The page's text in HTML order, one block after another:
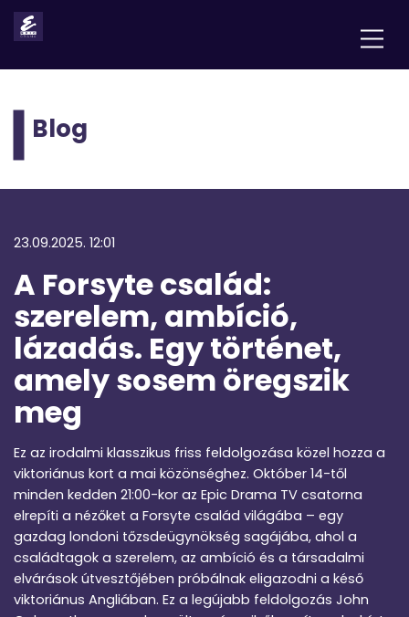
Blog
23.09.2025. 12:01
A Forsyte család:
szerelem, ambíció,
lázadás. Egy történet,
amely sosem öregszik
meg
Ez az irodalmi klasszikus friss feldolgozása közel hozza a
viktoriánus kort a mai közönséghez. Október 14-től
minden kedden 21:00-kor az Epic Drama TV csatorna
elrepíti a nézőket a Forsyte család világába – egy
gazdag londoni tőzsdeügynökség sagájába, ahol a
családtagok a szerelem, az ambíció és a társadalmi
elvárások útvesztőjében próbálnak eligazodni a késő
viktoriánus Angliában. Ez a legújabb feldolgozás John